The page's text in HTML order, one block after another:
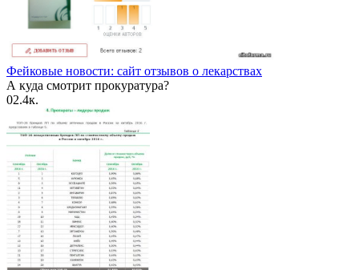
Фейковые новости: сайт отзывов о лекарствах
А куда смотрит прокуратура?
02.4к.